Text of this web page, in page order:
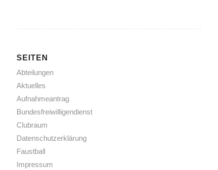
SEITEN
Abteilungen
Aktuelles
Aufnahmeantrag
Bundesfreiwilligendienst
Clubraum
Datenschutzerklärung
Faustball
Impressum